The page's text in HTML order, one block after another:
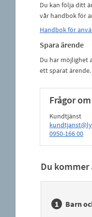
Du kan följa ditt
vår handbok för
Handbok för
Spara ärende
Du har möjlighet
ett sparat ärende.
Frågor
Kundtjänst
0950-166 00
Du kommer
Barn